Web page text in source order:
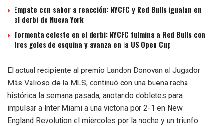
Empate con sabor a reacción: NYCFC y Red Bulls igualan en
el derbi de Nueva York
Tormenta celeste en el derbi: NYCFC fulmina a Red Bulls con
tres goles de esquina y avanza en la US Open Cup
El actual recipiente al premio Landon Donovan al Jugador
Más Valioso de la MLS, continuó con una buena racha
histórica la semana pasada, anotando dobletes para
impulsar a Inter Miami a una victoria por 2-1 en New
England Revolution el miércoles por la noche y un triunfo